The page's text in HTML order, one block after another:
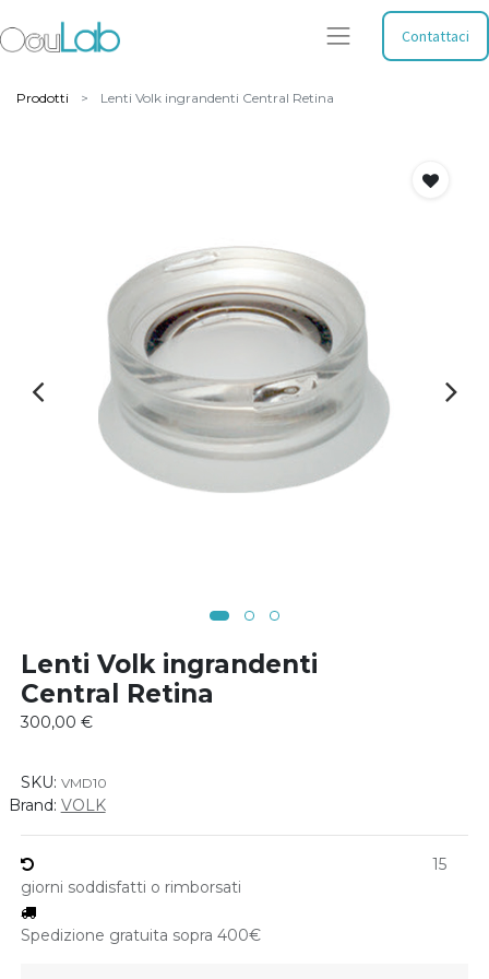
Contattaci
Prodotti Lenti Volk ingrandenti Central Retina
Lenti Volk ingrandenti
Central Retina
300,00 €
SKU: VMD10
Brand: VOLK
15
giorni soddisfatti o rimborsati
Spedizione gratuita sopra 400€